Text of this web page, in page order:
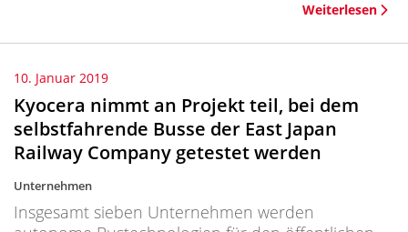
Weiterlesen
10. Januar 2019
Kyocera nimmt an Projekt teil, bei dem
selbstfahrende Busse der East Japan
Railway Company getestet werden
Unternehmen
Insgesamt sieben Unternehmen werden